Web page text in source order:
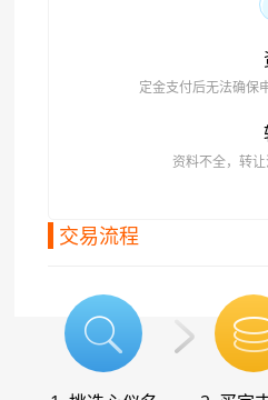
定金支付后无法确保
资料不全，转
交易流程